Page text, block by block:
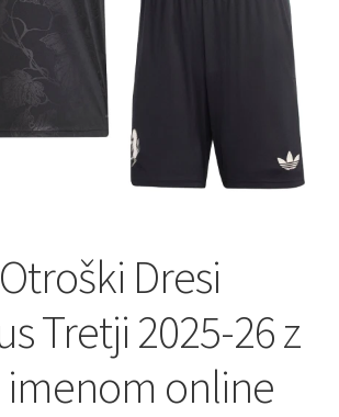
Dresi
Tretji 2025-26 z
imenom online